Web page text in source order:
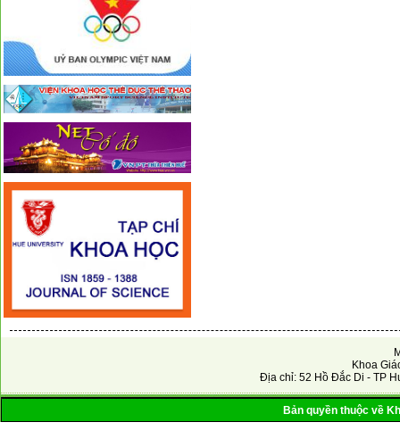
Khoa
Địa chỉ: 52 Hồ Đắc Di - TP
Bản quyền thuộc về